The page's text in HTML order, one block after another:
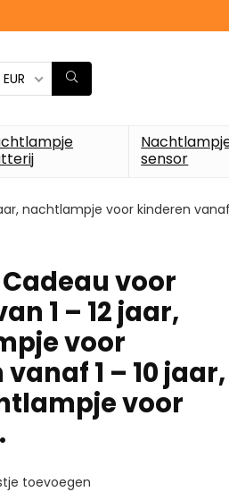
sensor
nachtlampje voor kinderen
Cadeau voor
1 – 12 jaar,
voor
1 – 10 jaar,
voor
toevoegen